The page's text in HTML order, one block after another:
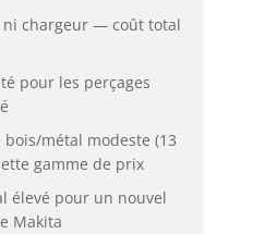
ni chargeur — coût total
pour les perçages
bois/métal modeste (13
gamme de prix
élevé pour un nouvel
Makita